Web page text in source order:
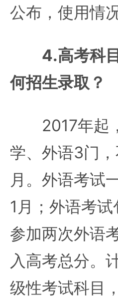
公布，使用情
4.高考科
何招生录取？
2017年起，
学、外语3门
月。外语考试
1月；外语考
参加两次外语
入高考总分。
级性考试科目